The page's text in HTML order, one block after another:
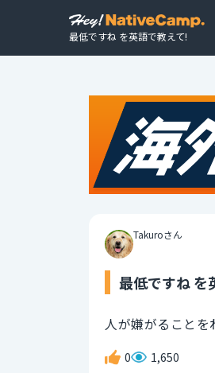
最低ですね を英語で教えて!
Takuroさん
最低ですね を
人が嫌がることを
0 1,650